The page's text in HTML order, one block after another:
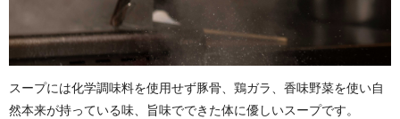
スープには化学調味料を使用せず豚骨、鶏ガラ、香味野菜を使い自
然本来が持っている味、旨味でできた体に優しいスープです。